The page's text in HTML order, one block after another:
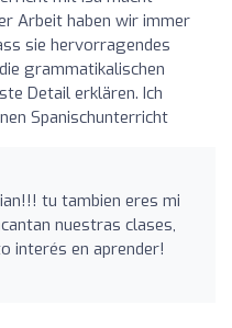
Arbeit haben wir immer
sie hervorragendes
grammatikalischen
Detail erklären. Ich
Spanischunterricht
tu tambien eres mi
nuestras clases,
interés en aprender!